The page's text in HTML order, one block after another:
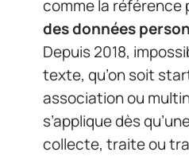
comme la référence
des données
Depuis 2018,
texte, qu’on soit
association ou
s’applique dès
collecte, traite ou